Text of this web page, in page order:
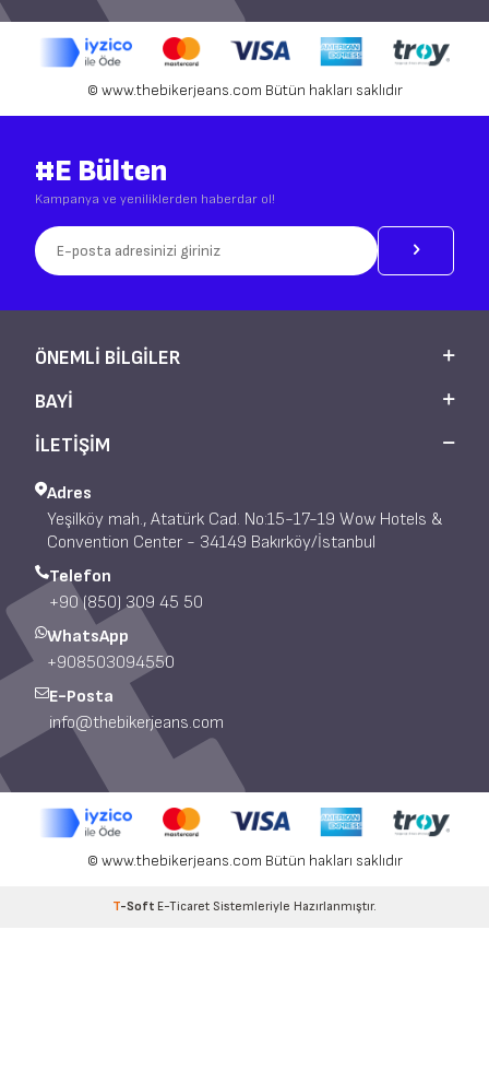
info@thebikerjeans.com
#E Bülten
Kampanya ve yeniliklerden haberdar ol!
ÖNEMLI BILGILER
BAYI
İLETİŞİM
Adres
Yeşilköy mah., Atatürk Cad. No:15-17-19 Wow Hotels &
Convention Center - 34149 Bakırköy/İstanbul
Telefon
+90 (850) 309 45 50
WhatsApp
+908503094550
E-Posta
info@thebikerjeans.com
© www.thebikerjeans.com Bütün hakları saklıdır